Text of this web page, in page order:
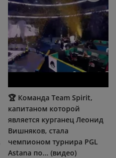
🏆 Команда Team Spirit,
капитаном которой
является курганец Леонид
Вишняков, стала
чемпионом турнира PGL
Astana по... (видео)